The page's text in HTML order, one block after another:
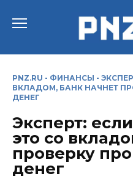
PNZ.RU - ФИНАНСЫ -
ВКЛАДОМ, БАНК НАЧНЕТ
ДЕНЕГ
Эксперт:
это со
проверку
денег